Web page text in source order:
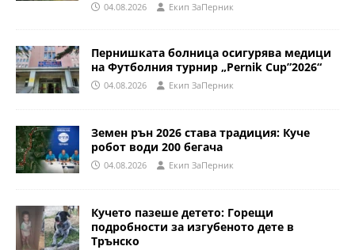
04.08.2026 Eкип ЗаПерник
Пернишката болница осигурява медици
на Футболния турнир „Pernik Cup”2026“
04.08.2026 Eкип ЗаПерник
Земен рън 2026 става традиция: Куче
робот води 200 бегача
04.08.2026 Eкип ЗаПерник
Кучето пазеше детето: Горещи
подробности за изгубеното дете в
Трънско